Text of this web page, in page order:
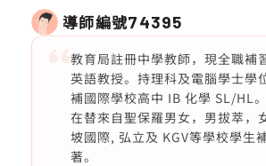
導師編號74395
教育局註冊中學教師，現全職補
英語教授。持理科及電腦學士學
補國際學校高中 IB 化學 SL/HL
在替來自聖保羅男女，男拔萃，
坡國際, 弘立及 KGV等學校學生
著。